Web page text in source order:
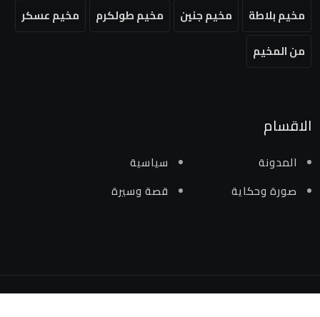
مخيم بلاطة
مخيم جنين مخيم طولكرم
مخيم عسكر
من المخيم
الاقسام
المدونة
سياسية
صورة وحكاية
قصة وسيرة